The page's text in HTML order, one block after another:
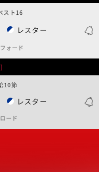
レスター
ト16
ォード
レスター
節
ード